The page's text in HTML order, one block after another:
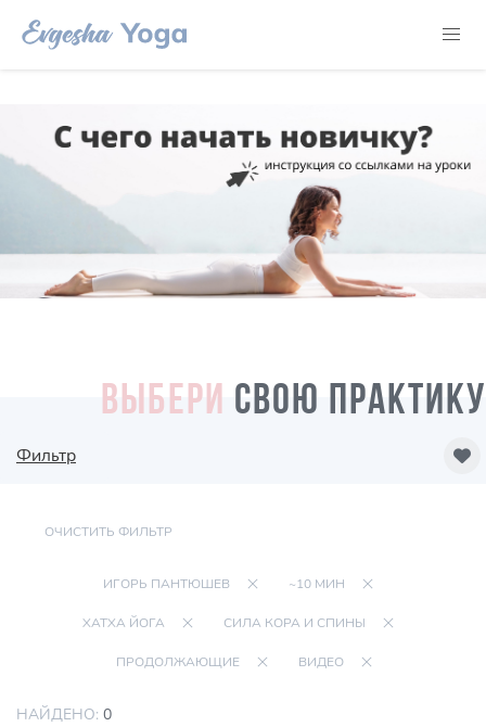
ВЫБЕРИ СВОЮ ПРАКТИКУ
Фильтр
ОЧИСТИТЬ ФИЛЬТР
ИГОРЬ ПАНТЮШЕВ ~10 МИН
ХАТХА ЙОГА СИЛА КОРА И СПИНЫ
ПРОДОЛЖАЮЩИЕ ВИДЕО
НАЙДЕНО: 0